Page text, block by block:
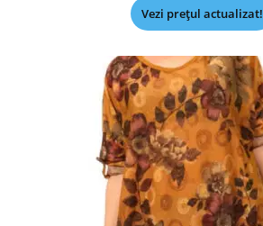
Vezi prețul actualizat!